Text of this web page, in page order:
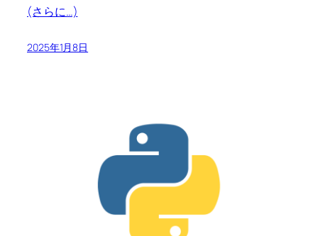
(さらに…)
2025年1月8日